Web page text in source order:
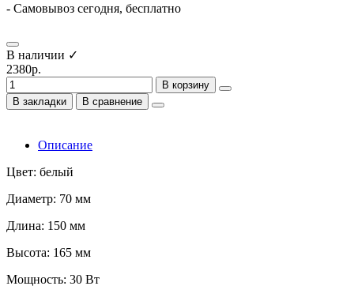
- Самовывоз сегодня, бесплатно
В наличии ✓
2380р.
В корзину
В закладки
В сравнение
Описание
Цвет: белый
Диаметр: 70 мм
Длина: 150 мм
Высота: 165 мм
Мощность: 30 Вт